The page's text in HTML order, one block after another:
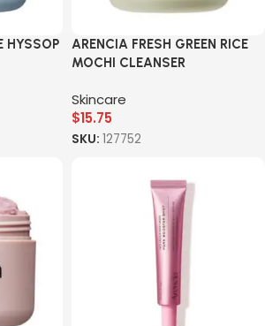
HYSSOP
ARENCIA FRESH GREEN RICE
MOCHI CLEANSER
Skincare
$15.75
SKU: 127752